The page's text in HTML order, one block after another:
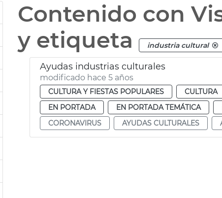
Contenido con
y etiqueta industria cultural
Ayudas industrias culturales
modificado hace 5 años
CULTURA Y FIESTAS POPULARES CULTURA
EN PORTADA
EN PORTADA TEMÁTICA
CORONAVIRUS
AYUDAS CULTURALES